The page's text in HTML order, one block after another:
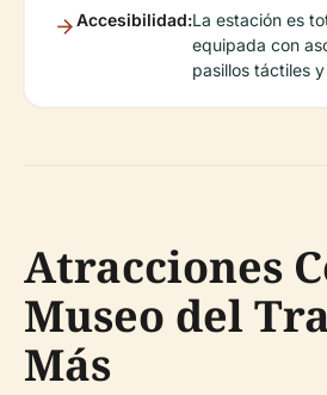
Accesibilidad:La estación es
equipada con
pasillos táctiles
Atracciones
Museo del
Más